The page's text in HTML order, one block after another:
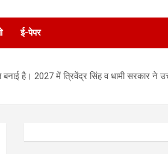
ई-पेपर
है। 2027 में त्रिवेंद्र सिंह व धामी सरकार ने